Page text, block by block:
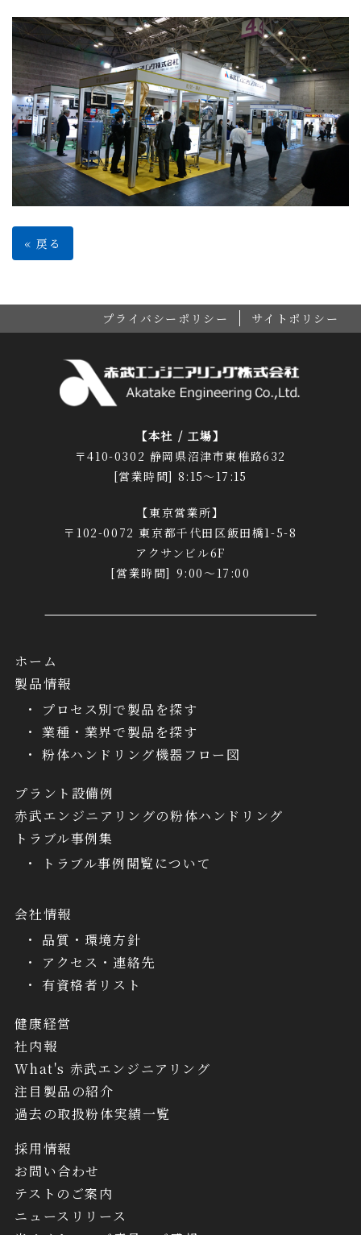
«戻る
プライバシーポリシー サイトポリシー
【本社 / 工場】
〒410-0302 静岡県沼津市東椎路632
[営業時間] 8:15～17:15
【東京営業所】
〒102-0072 東京都千代田区飯田橋1-5-8
アクサンビル6F
[営業時間] 9:00～17:00
ホーム
製品情報
プロセス別で製品を探す
業種・業界で製品を探す
粉体ハンドリング機器フロー図
プラント設備例
赤武エンジニアリングの粉体ハンドリング
トラブル事例集
トラブル事例閲覧について
会社情報
品質・環境方針
アクセス・連絡先
有資格者リスト
健康経営
社内報
What's 赤武エンジニアリング
注目製品の紹介
過去の取扱粉体実績一覧
採用情報
お問い合わせ
テストのご案内
ニュースリリース